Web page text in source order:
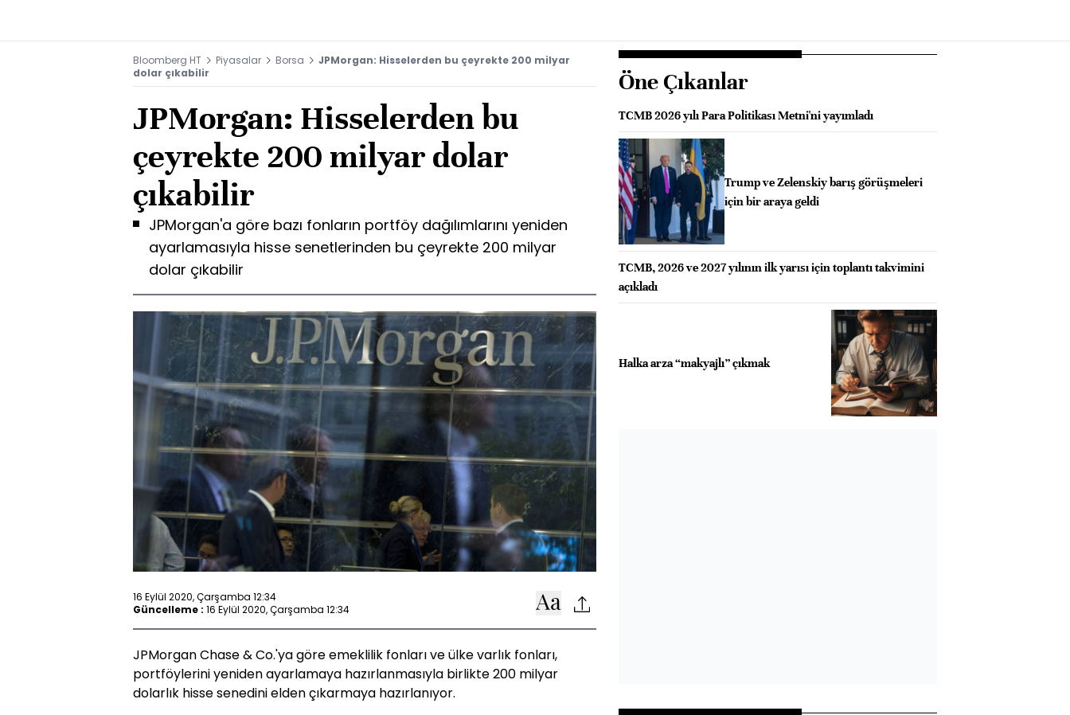
Bloomberg HT Piyasalar Borsa
JPMorgan: Hisselerden bu çeyrekte 200 milyar
dolar çıkabilir
JPMorgan: Hisselerden bu
çeyrekte 200 milyar dolar
çıkabilir
JPMorgan'a göre bazı fonların portföy dağılımlarını yeniden
ayarlamasıyla hisse senetlerinden bu çeyrekte 200 milyar
dolar çıkabilir
16 Eylül 2020, Çarşamba 12:34
Güncelleme : 16 Eylül 2020, Çarşamba 12:34
JPMorgan Chase & Co.'ya göre emeklilik fonları ve ülke varlık fonları,
portföylerini yeniden ayarlamaya hazırlanmasıyla birlikte 200 milyar
dolarlık hisse senedini elden çıkarmaya hazırlanıyor.
Öne Çıkanlar
TCMB 2026 yılı Para Politikası Metni'ni yayımladı
Trump ve Zelenskiy barış görüşmeleri
için bir araya geldi
TCMB, 2026 ve 2027 yılının ilk yarısı için toplantı takvimini
açıkladı
Halka arza “makyajlı” çıkmak